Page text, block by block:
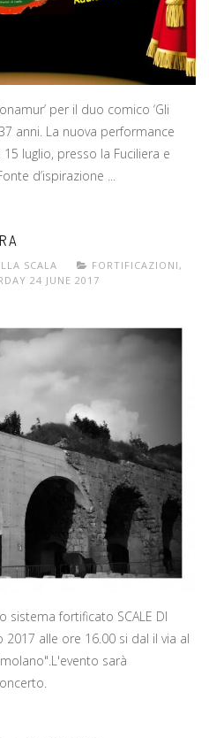
per il duo comico ‘Gli
anni. La nuova performance
luglio, presso la Fuciliera e
d’ispirazione ...
SCALA FORTIFICAZIONI ,
24 JUNE 2017
sistema fortificato SCALE DI
2017 alle ore 16.00 si dal il via al
sarà